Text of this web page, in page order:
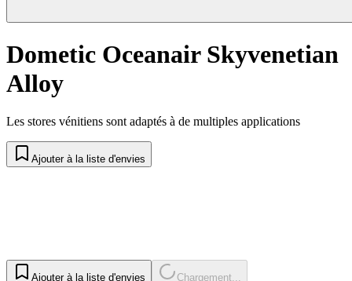
Dometic Oceanair Skyvenetian
Alloy
Les stores vénitiens sont adaptés à de multiples applications
Ajouter à la liste d'envies
Ajouter à la liste d'envies Chargement...